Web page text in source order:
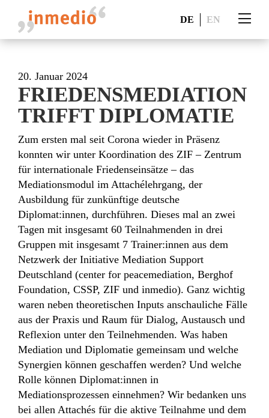
DE EN
20. Januar 2024
FRIEDENSMEDIATION
TRIFFT DIPLOMATIE
Zum ersten mal seit Corona wieder in Präsenz
konnten wir unter Koordination des ZIF – Zentrum
für internationale Friedenseinsätze – das
Mediationsmodul im Attachélehrgang, der
Ausbildung für zunkünftige deutsche
Diplomat:innen, durchführen. Dieses mal an zwei
Tagen mit insgesamt 60 Teilnahmenden in drei
Gruppen mit insgesamt 7 Trainer:innen aus dem
Netzwerk der Initiative Mediation Support
Deutschland (center for peacemediation, Berghof
Foundation, CSSP, ZIF und inmedio). Ganz wichtig
waren neben theoretischen Inputs anschauliche Fälle
aus der Praxis und Raum für Dialog, Austausch und
Reflexion unter den Teilnehmenden. Was haben
Mediation und Diplomatie gemeinsam und welche
Synergien können geschaffen werden? Und welche
Rolle können Diplomat:innen in
Mediationsprozessen einnehmen? Wir bedanken uns
bei allen Attachés für die aktive Teilnahme und dem